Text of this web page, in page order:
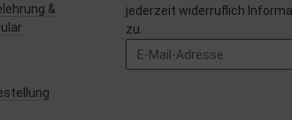
&
jederzeit widerruflich
zu.